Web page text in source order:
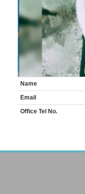
Name
Email
Office Tel No.